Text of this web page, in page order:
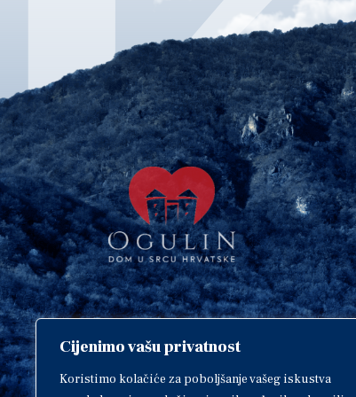
Cijenimo vašu privatnost
Koristimo kolačiće za poboljšanje vašeg iskustva
Copyright © 2018. Grad Ogulin,
sva prava pridržana.